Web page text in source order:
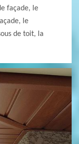
façade, le
le
de toit, la